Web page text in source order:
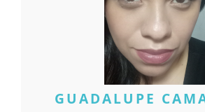
GUADALUPE